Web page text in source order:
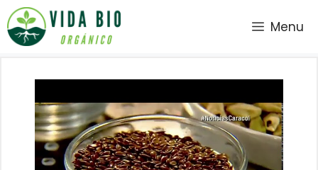
Saltar
al
contenido
Menu